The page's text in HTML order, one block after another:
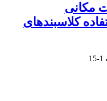
مکانی
کلاسبندهای
1-15